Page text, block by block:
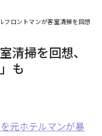
フロントマンが客室清掃を回想、
清掃を回想、
も
元ホテルマンが暴